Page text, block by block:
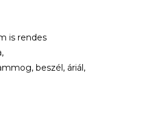
is rendes
beszél, áriál,